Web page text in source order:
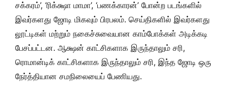
சக்கரம்’, ‘ரிக்க்ஷா மாமா’, ‘பணக்காரன்’ போன்ற படங்களில்
இவர்களது ஜோடி மிகவும் பிரபலம். செய்திகளில் இவர்களது
லூட்டிகள் மற்றும் நகைச்சுவையான காம்போக்கள் அடிக்கடி
பேசப்பட்டன. ஆக்ஷன் காட்சிகளாக இருந்தாலும் சரி,
ரொமான்டிக் காட்சிகளாக இருந்தாலும் சரி, இந்த ஜோடி ஒரு
நேர்த்தியான சமநிலையைப் பேணியது.